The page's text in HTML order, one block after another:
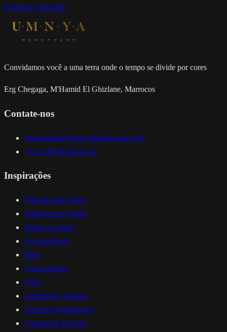
ReservarConsultar
Convidamos você a uma terra onde o tempo se divide por cores
Erg Chegaga, M'Hamid El Ghizlane, Marrocos
Contate-nos
reservations@umnyadesertcamp.com
+212 (0)6 00 66 66 16
Inspirações
Natal & Ano Novo
Primavera no Saara
Todos os retiros
Exclusividade
Blog
Como chegar
FAQ
Agentes de Viagem
Eventos Corporativos
Casamento Deserto